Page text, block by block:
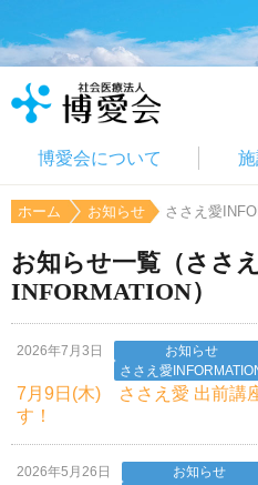
博愛会について
ホーム お知らせ ささえ愛
お知らせ一覧（ささ
INFORMATION）
2026年7月3日
お知らせ
ささえ愛
7月9日(木) ささえ愛 出前講
す！
2026年5月26日
お知らせ